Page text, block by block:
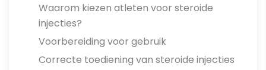
Waarom kiezen atleten voor steroide
injecties?
Voorbereiding voor gebruik
Correcte toediening van steroide injecties